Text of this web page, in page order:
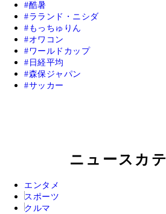
酷暑
ラランド・ニシダ
もっちゅりん
オワコン
ワールドカップ
日経平均
森保ジャパン
サッカー
ニュースカ
エンタメ
スポーツ
クルマ